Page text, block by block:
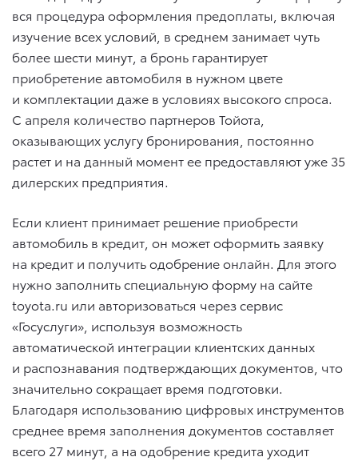
вся процедура оформления предоплаты, включая
изучение всех условий, в среднем занимает чуть
более шести минут, а бронь гарантирует
приобретение автомобиля в нужном цвете
и комплектации даже в условиях высокого спроса.
С апреля количество партнеров Тойота,
оказывающих услугу бронирования, постоянно
растет и на данный момент ее предоставляют уже 35
дилерских предприятия.
Если клиент принимает решение приобрести
автомобиль в кредит, он может оформить заявку
на кредит и получить одобрение онлайн. Для этого
нужно заполнить специальную форму на сайте
toyota.ru или авторизоваться через сервис
«Госуслуги», используя возможность
автоматической интеграции клиентских данных
и распознавания подтверждающих документов, что
значительно сокращает время подготовки.
Благодаря использованию цифровых инструментов
среднее время заполнения документов составляет
всего 27 минут, а на одобрение кредита уходит